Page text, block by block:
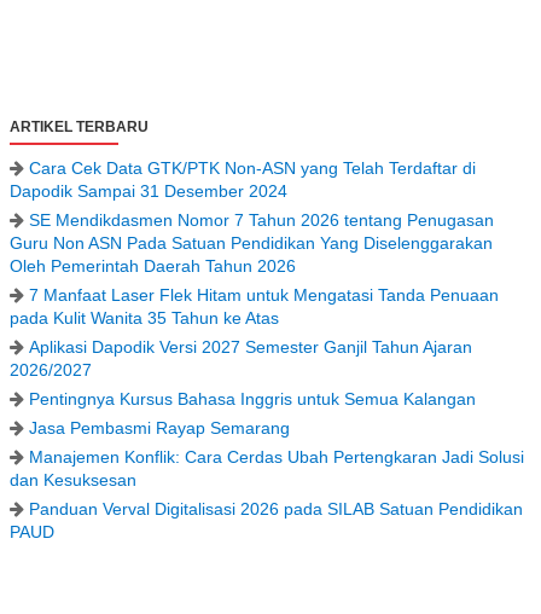
ARTIKEL TERBARU
Cara Cek Data GTK/PTK Non-ASN yang Telah Terdaftar di
Dapodik Sampai 31 Desember 2024
SE Mendikdasmen Nomor 7 Tahun 2026 tentang Penugasan
Guru Non ASN Pada Satuan Pendidikan Yang Diselenggarakan
Oleh Pemerintah Daerah Tahun 2026
7 Manfaat Laser Flek Hitam untuk Mengatasi Tanda Penuaan
pada Kulit Wanita 35 Tahun ke Atas
Aplikasi Dapodik Versi 2027 Semester Ganjil Tahun Ajaran
2026/2027
Pentingnya Kursus Bahasa Inggris untuk Semua Kalangan
Jasa Pembasmi Rayap Semarang
Manajemen Konflik: Cara Cerdas Ubah Pertengkaran Jadi Solusi
dan Kesuksesan
Panduan Verval Digitalisasi 2026 pada SILAB Satuan Pendidikan
PAUD